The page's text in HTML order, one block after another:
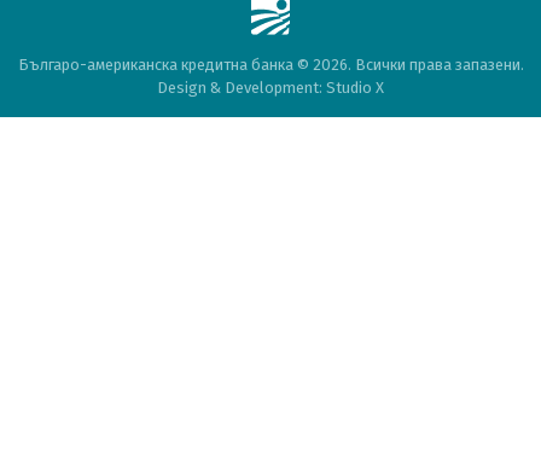
Българо-американска кредитна банка © 2026. Всички права запазени.
Design & Development: Studio X